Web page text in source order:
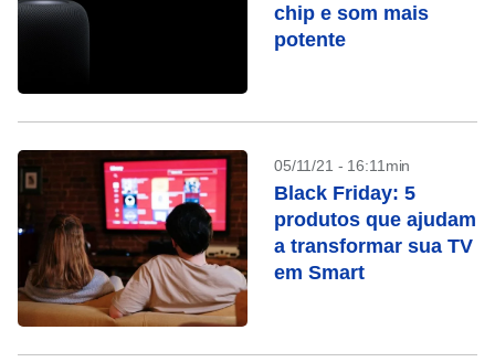
chip e som mais
potente
05/11/21 - 16:11min
Black Friday: 5
produtos que ajudam
a transformar sua TV
em Smart